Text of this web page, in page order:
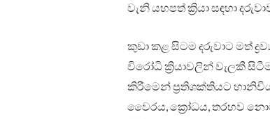
වැනි යහපත් ක්‍රියා සඳහා
කුඩා කළ සිටම දරුවාට මත්
විරෝධි ක්‍රියාවලින් වැලකී
කිරීමෙන් ප්‍රතිශක්තියට
වෛරය, ක්‍රෝධය, තරහව